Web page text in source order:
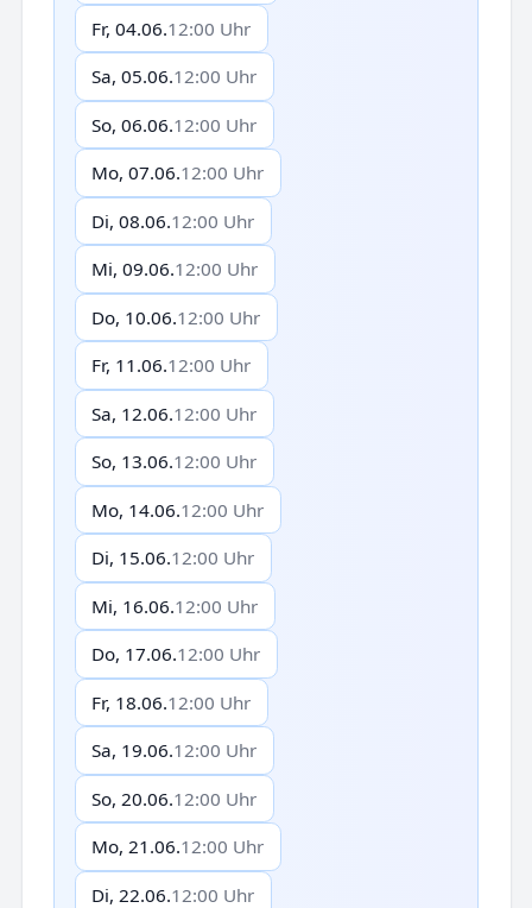
Fr, 04.06.12:00 Uhr
Sa, 05.06.12:00 Uhr
So, 06.06.12:00 Uhr
Mo, 07.06.12:00 Uhr
Di, 08.06.12:00 Uhr
Mi, 09.06.12:00 Uhr
Do, 10.06.12:00 Uhr
Fr, 11.06.12:00 Uhr
Sa, 12.06.12:00 Uhr
So, 13.06.12:00 Uhr
Mo, 14.06.12:00 Uhr
Di, 15.06.12:00 Uhr
Mi, 16.06.12:00 Uhr
Do, 17.06.12:00 Uhr
Fr, 18.06.12:00 Uhr
Sa, 19.06.12:00 Uhr
So, 20.06.12:00 Uhr
Mo, 21.06.12:00 Uhr
Di, 22.06.12:00 Uhr